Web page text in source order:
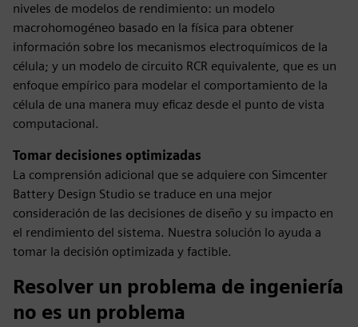
niveles de modelos de rendimiento: un modelo
macrohomogéneo basado en la física para obtener
información sobre los mecanismos electroquímicos de la
célula; y un modelo de circuito RCR equivalente, que es un
enfoque empírico para modelar el comportamiento de la
célula de una manera muy eficaz desde el punto de vista
computacional.
Tomar decisiones optimizadas
La comprensión adicional que se adquiere con Simcenter
Battery Design Studio se traduce en una mejor
consideración de las decisiones de diseño y su impacto en
el rendimiento del sistema. Nuestra solución lo ayuda a
tomar la decisión optimizada y factible.
Resolver un problema de ingeniería
no es un problema